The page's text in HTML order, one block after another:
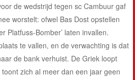
de wedstrijd tegen sc Cambuur gaf
worstelt: ofwel Bas Dost opstellen
Platfuss-Bomber’ laten invallen.
te vallen, en de verwachting is dat
de bank verhuist. De Griek loopt
zich al meer dan een jaar geen